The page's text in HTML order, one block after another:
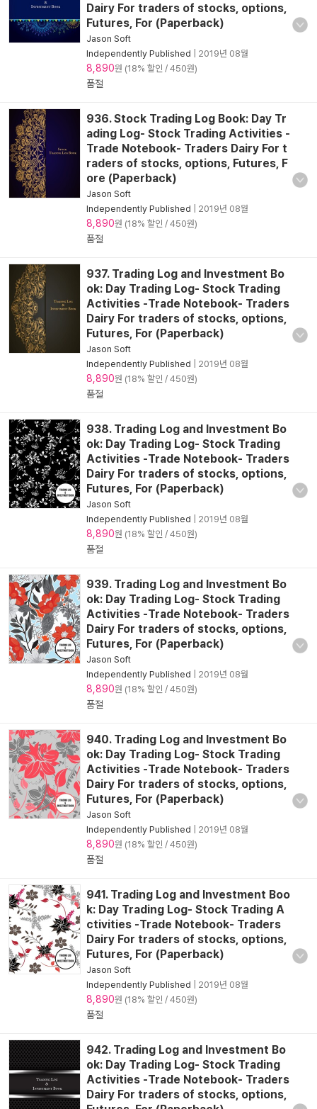
Dairy For traders of stocks, options,
Futures, For (Paperback)
Jason Soft
Independently Published
2019년 08월
8,890원 (18% 할인 / 450원)
품절
936. Stock Trading Log Book: Day Tr
ading Log- Stock Trading Activities -
Trade Notebook- Traders Dairy For t
raders of stocks, options, Futures, F
ore (Paperback)
Jason Soft
Independently Published
2019년 08월
8,890원 (18% 할인 / 450원)
품절
937. Trading Log and Investment Bo
ok: Day Trading Log- Stock Trading
Activities -Trade Notebook- Traders
Dairy For traders of stocks, options,
Futures, For (Paperback)
Jason Soft
Independently Published
2019년 08월
8,890원 (18% 할인 / 450원)
품절
938. Trading Log and Investment Bo
ok: Day Trading Log- Stock Trading
Activities -Trade Notebook- Traders
Dairy For traders of stocks, options,
Futures, For (Paperback)
Jason Soft
Independently Published
2019년 08월
8,890원 (18% 할인 / 450원)
품절
939. Trading Log and Investment Bo
ok: Day Trading Log- Stock Trading
Activities -Trade Notebook- Traders
Dairy For traders of stocks, options,
Futures, For (Paperback)
Jason Soft
Independently Published
2019년 08월
8,890원 (18% 할인 / 450원)
품절
940. Trading Log and Investment Bo
ok: Day Trading Log- Stock Trading
Activities -Trade Notebook- Traders
Dairy For traders of stocks, options,
Futures, For (Paperback)
Jason Soft
Independently Published
2019년 08월
8,890원 (18% 할인 / 450원)
품절
941. Trading Log and Investment Boo
k: Day Trading Log- Stock Trading A
ctivities -Trade Notebook- Traders
Dairy For traders of stocks, options,
Futures, For (Paperback)
Jason Soft
Independently Published
2019년 08월
8,890원 (18% 할인 / 450원)
품절
942. Trading Log and Investment Bo
ok: Day Trading Log- Stock Trading
Activities -Trade Notebook- Traders
Dairy For traders of stocks, options,